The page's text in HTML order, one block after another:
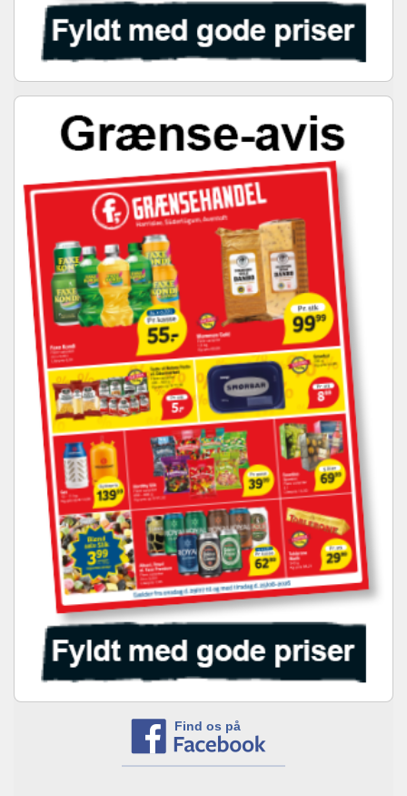
Find os på